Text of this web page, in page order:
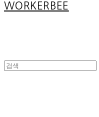
WORKERBEE